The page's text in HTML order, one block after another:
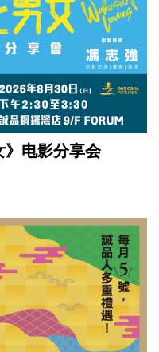
》电影分享会